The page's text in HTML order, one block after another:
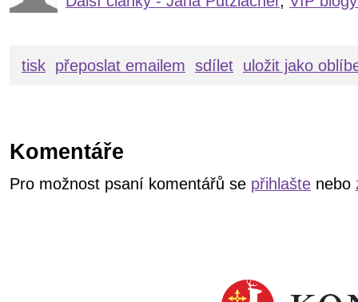
tisk přeposlat emailem sdílet uložit jako
Komentáře
Pro možnost psaní komentářů se přihlašte nebo